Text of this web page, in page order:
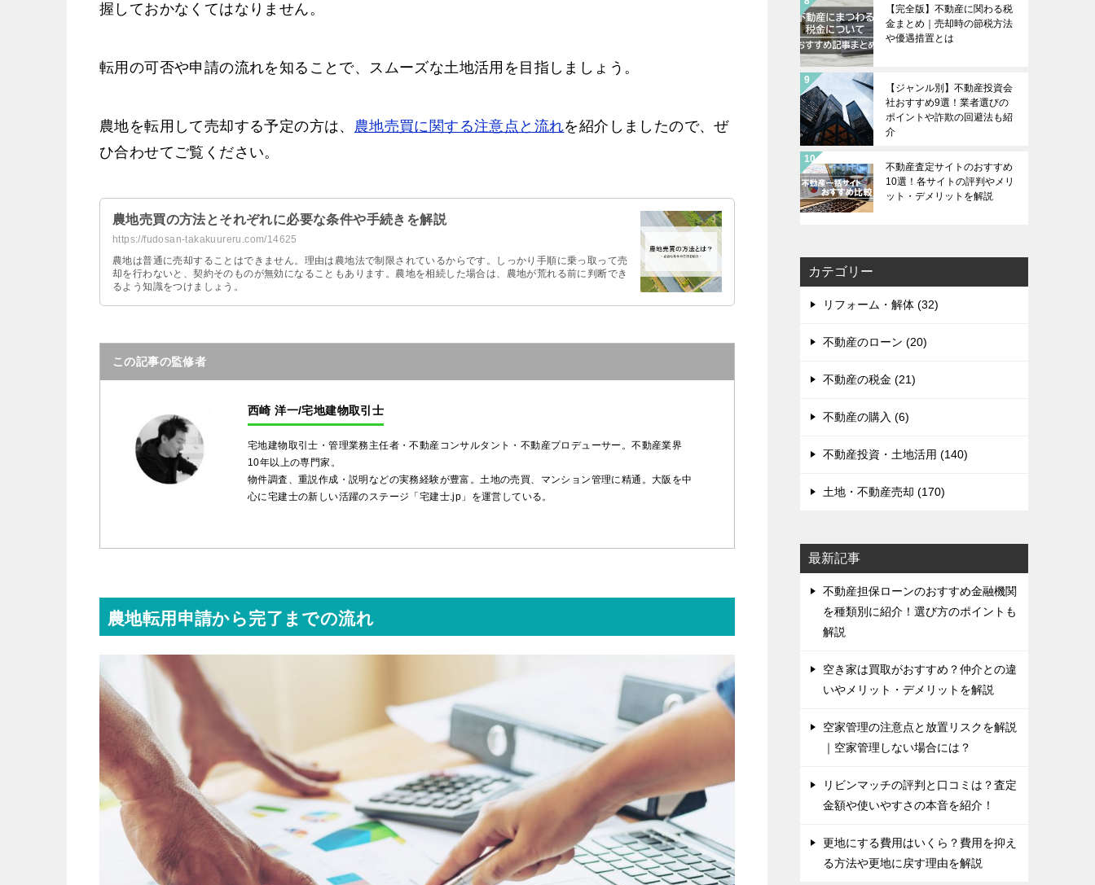
握しておかなくてはなりません。
転用の可否や申請の流れを知ることで、スムーズな土地活用を目指しましょう。
農地を転用して売却する予定の方は、 農地売買に関する注意点と流れを紹介しましたので、ぜ
ひ合わせてご覧ください。
農地売買の方法とそれぞれに必要な条件や手続きを解説
https://fudosan-takakuureru.com/14625
農地は普通に売却することはできません。理由は農地法で制限されているからです。しっかり手順に乗っ取って売
却を行わないと、契約そのものが無効になることもあります。農地を相続した場合は、農地が荒れる前に判断でき
るよう知識をつけましょう。
この記事の監修者
西崎 洋一/宅地建物取引士
宅地建物取引士・管理業務主任者・不動産コンサルタント・不動産プロデューサー。不動産業界
10年以上の専門家。
物件調査、重説作成・説明などの実務経験が豊富。土地の売買、マンション管理に精通。大阪を中
心に宅建士の新しい活躍のステージ「宅建士.jp」を運営している。
農地転用申請から完了までの流れ
【完全版】不動産に関わる税
金まとめ｜売却時の節税方法
や優遇措置とは
【ジャンル別】不動産投資会
社おすすめ9選！業者選びの
ポイントや詐欺の回避法も紹
介
不動産査定サイトのおすすめ
10選！各サイトの評判やメリ
ット・デメリットを解説
カテゴリー
リフォーム・解体 (32)
不動産のローン (20)
不動産の税金 (21)
不動産の購入 (6)
不動産投資・土地活用 (140)
土地・不動産売却 (170)
最新記事
不動産担保ローンのおすすめ金融機関
を種類別に紹介！選び方のポイントも
解説
空き家は買取がおすすめ？仲介との違
いやメリット・デメリットを解説
空家管理の注意点と放置リスクを解説
｜空家管理しない場合には？
リビンマッチの評判と口コミは？査定
金額や使いやすさの本音を紹介！
更地にする費用はいくら？費用を抑え
る方法や更地に戻す理由を解説